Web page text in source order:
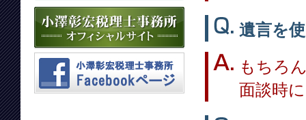
遺言を
もちろ
面談時